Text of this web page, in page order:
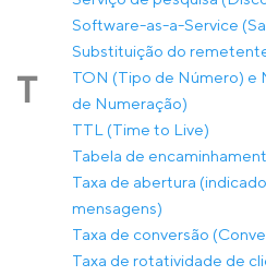
Software-as-a-Service
Substituição do
T
TON (Tipo de Número) e
de Numeração)
TTL (Time to Live)
Tabela de
Taxa de abertura
mensagens)
Taxa de conversão
Taxa de rotatividade de